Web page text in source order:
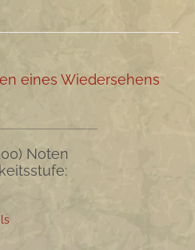
eines Wiedersehens
Noten